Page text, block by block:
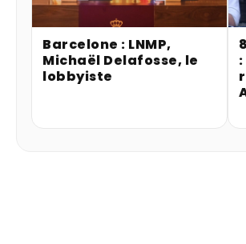
Barcelone : LNMP,
Michaël Delafosse, le
lobbyiste